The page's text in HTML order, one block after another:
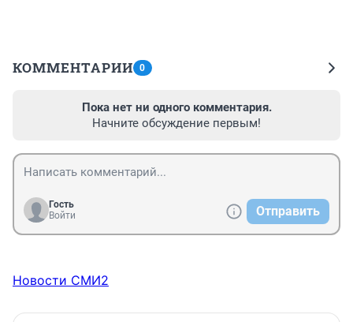
КОММЕНТАРИИ 0
Пока нет ни одного комментария.
Начните обсуждение первым!
Гость
Войти
Отправить
Новости СМИ2